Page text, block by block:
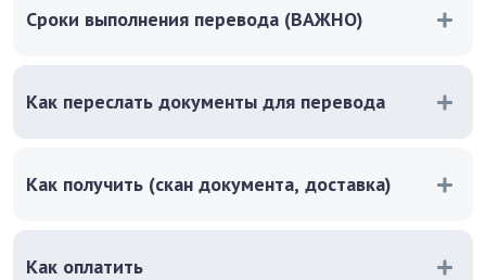
Сроки выполнения перевода (ВАЖНО)
Как переслать документы для перевода
Как получить (скан документа, доставка)
Как оплатить